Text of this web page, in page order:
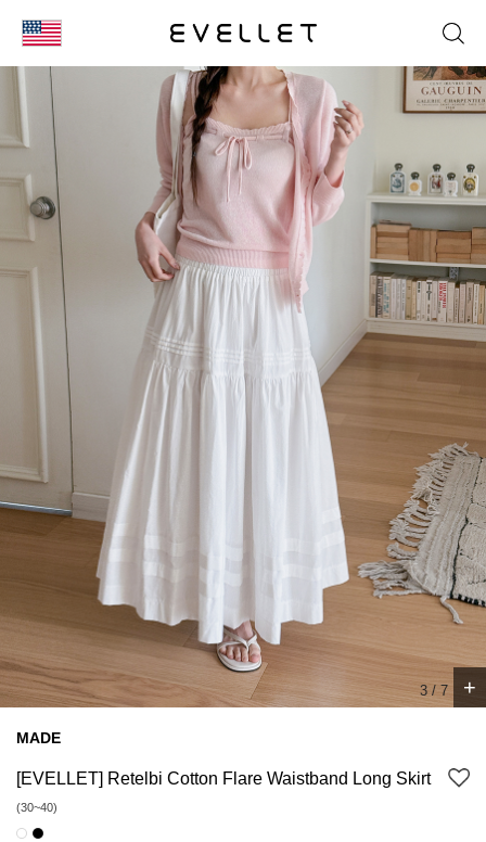
4 / 7 +
MADE
[EVELLET] Retelbi Cotton Flare Waistband Long Skirt
(30~40)